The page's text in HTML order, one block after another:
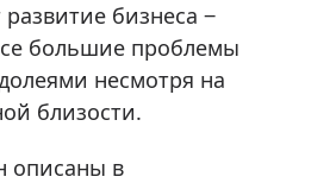
развитие бизнеса ‒
большие проблемы
несмотря на
близости.
описаны в